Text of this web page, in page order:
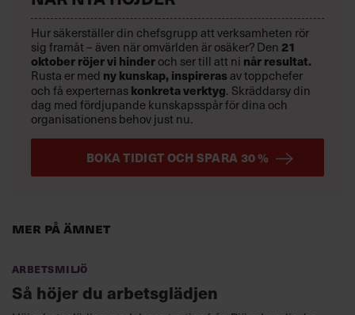
Mer på ämnet
Arbetsmiljö
Så höjer du arbetsglädjen
Hur säkerställer din chefsgrupp att verksamheten rör
sig framåt – även när omvärlden är osäker? Den 21
oktoberröjer vi hinderoch ser till att ni når resultat.
Rusta er med ny kunskap, inspirerasav toppchefer
och få experternaskonkreta verktyg. Skräddarsy din
dag med fördjupande kunskapsspår för dina och
organisationens behov just nu.
BOKA TIDIGT OCH SPARA 30 %